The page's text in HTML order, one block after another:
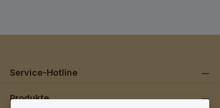
Service-Hotline
Produkte